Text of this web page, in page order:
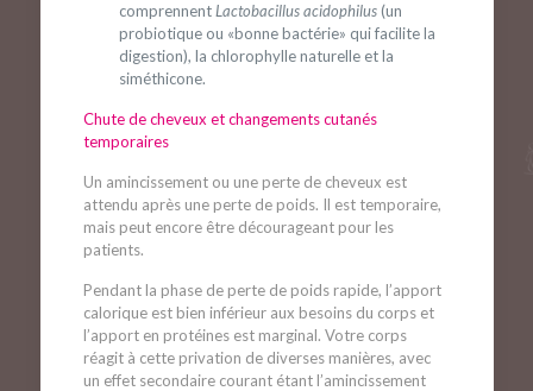
comprennentLactobacillus acidophilus(un
probiotique ou «bonne bactérie» qui facilite la
digestion), la chlorophylle naturelle et la
siméthicone.
Chute de cheveux et changements cutanés
temporaires
Un amincissement ou une perte de cheveux est
attendu après une perte de poids. Il est temporaire,
mais peut encore être décourageant pour les
patients.
Pendant la phase de perte de poids rapide, l’apport
calorique est bien inférieur aux besoins du corps et
l’apport en protéines est marginal. Votre corps
réagit à cette privation de diverses manières, avec
un effet secondaire courant étant l’amincissement